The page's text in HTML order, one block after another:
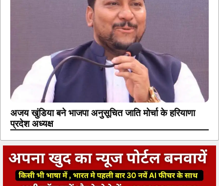
अजय खुंडिया बने भाजपा अनुसूचित जाति मोर्चा के हरियाणा
प्रदेश अध्यक्ष